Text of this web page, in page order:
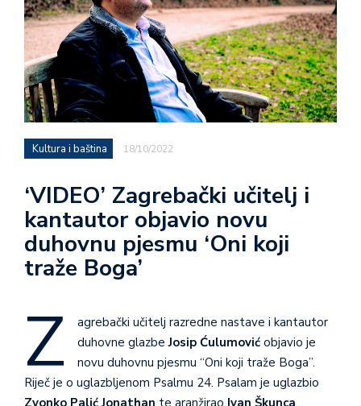
Kultura i baština 18/10/2022
‘VIDEO’ Zagrebački učitelj i
kantautor objavio novu
duhovnu pjesmu ‘Oni koji
traže Boga’
Z
agrebački učitelj razredne nastave i kantautor
duhovne glazbeJosip Ćulumović objavio je
novu duhovnu pjesmu “Oni koji traže Boga”.
Riječ je o uglazbljenom Psalmu 24. Psalam je uglazbio
Zvonko Palić Jonathan te aranžirao Ivan Škunca.